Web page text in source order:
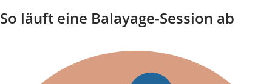
So läuft eine Balayage-Session ab